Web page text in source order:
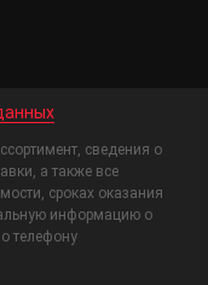
сведения о
а также все
сроках оказания
информацию о
телефону